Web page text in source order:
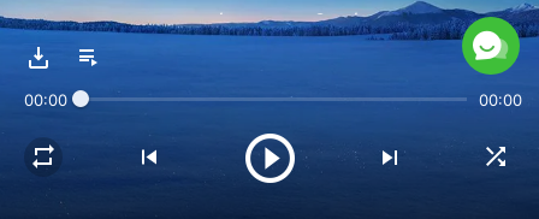
ενώπιον του Θεού
για τη ζωή,
τη συναναστροφή στο πνεύμα.
Όσοι γαληνεύουν
00:00 00:00